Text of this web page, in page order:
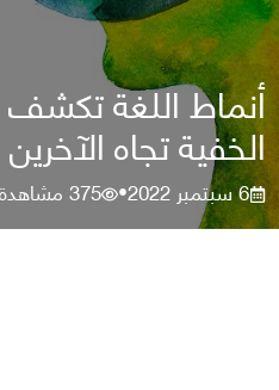
أنماط اللغة
الخفية تجاه الآخرين
6 سبتمبر 2022 •
375مشاهدة